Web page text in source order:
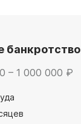
банкротство
– 1 000 000 ₽